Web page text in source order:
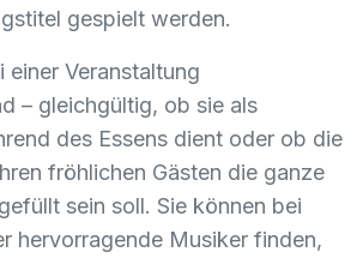
gespielt werden.
einer Veranstaltung
– gleichgültig, ob sie als
des Essens dient oder ob die
fröhlichen Gästen die ganze
sein soll. Sie können bei
hervorragende Musiker finden,